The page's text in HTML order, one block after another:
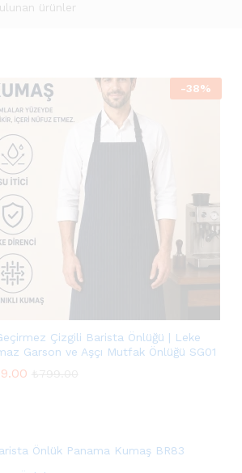
ürünler
-38%
Çizgili Barista Önlüğü | Leke
Garson ve Aşçı Mutfak Önlüğü SG01